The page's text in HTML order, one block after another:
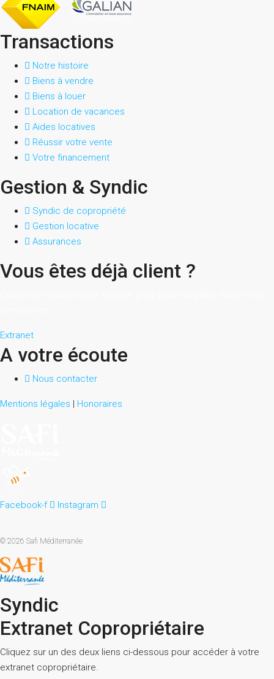
Transactions
Notre histoire
Biens à vendre
Biens à louer
Location de vacances
Aides locatives
Réussir votre vente
Votre financement
Gestion & Syndic
Syndic de copropriété
Gestion locative
Assurances
Vous êtes déjà client ?
Extranet
A votre écoute
Nous contacter
Mentions légales | Honoraires
Facebook-f Instagram
© 2026 Safi Méditerranée
Syndic
Extranet Copropriétaire
Cliquez sur un des deux liens ci-dessous pour accéder à votre
extranet copropriétaire.